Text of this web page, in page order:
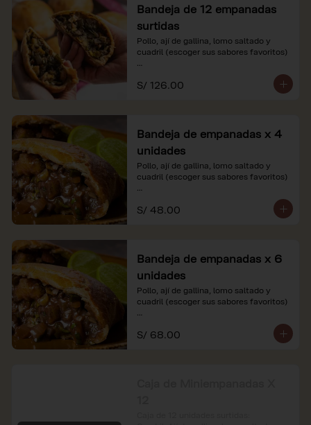
referenciales.
Bandeja de 12 empanadas
surtidas
Pollo, ají de gallina, lomo saltado y
cuadril (escoger sus sabores favoritos)
*Nuestros precios están expresados en
soles e incluyen impuestos de ley y
S/ 126.00
Bandeja de empanadas x 4
unidades
Pollo, ají de gallina, lomo saltado y
cuadril (escoger sus sabores favoritos)
*Nuestros precios están expresados en
soles e incluyen impuestos de ley y
S/ 48.00
Bandeja de empanadas x 6
unidades
Pollo, ají de gallina, lomo saltado y
cuadril (escoger sus sabores favoritos)
*Nuestros precios están expresados en
soles e incluyen impuestos de ley y
S/ 68.00